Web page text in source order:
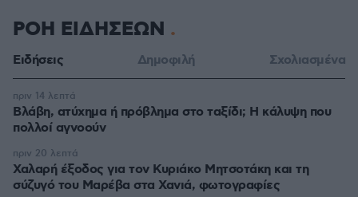
ΡΟΗ ΕΙΔΗΣΕΩΝ
Ειδήσεις Δημοφιλή Σχολιασμένα
Βλάβη, ατύχημα ή πρόβλημα στο ταξίδι; Η κάλυψη που
πολλοί αγνοούν
πριν 14 λεπτά
Χαλαρή έξοδος για τον Κυριάκο Μητσοτάκη και τη
σύζυγό του Μαρέβα στα Χανιά, φωτογραφίες
πριν 20 λεπτά